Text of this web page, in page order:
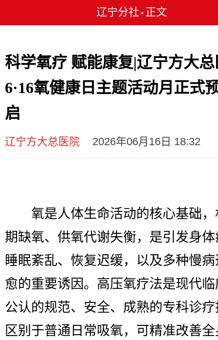
辽宁分社 • 正文
科学氧疗 赋能康复|辽宁方大
6·16氧健康日主题活动月正式
启
辽宁方大总医院 2026年06月16日 18:32
氧是人体生命活动的核心基础，
期缺氧、供氧代谢失衡，是引发身
睡眠紊乱、恢复迟缓，以及多种慢
愈的重要诱因。高压氧疗法是现代
公认的规范、安全、成熟的专科诊
区别于普通日常吸氧，可精准改善